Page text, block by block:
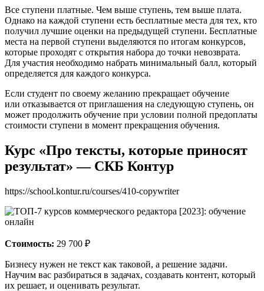
Все ступени платные. Чем выше ступень, тем выше плата.
Однако на каждой ступени есть бесплатные места для тех, кто
получил лучшие оценки на предыдущей ступени. Бесплатные
места на первой ступени выделяются по итогам конкурсов,
которые проходят с открытия набора до точки невозврата.
Для участия необходимо набрать минимальный балл, который
определяется для каждого конкурса.
Если студент по своему желанию прекращает обучение
или отказывается от приглашения на следующую ступень, он
может продолжить обучение при условии полной предоплаты
стоимости ступени в момент прекращения обучения.
Курс «Про тексты, которые приносят
результат» — СКБ Контур
https://school.kontur.ru/courses/410-copywriter
Стоимость: 29 700 ₽
Бизнесу нужен не текст как таковой, а решение задачи.
Научим вас разбираться в задачах, создавать контент, который
их решает, и оценивать результат.